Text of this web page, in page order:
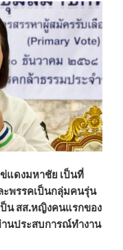
แดงมหาชัย เป็นที่
ะพรรคเป็นกลุ่มคนรุ่น
น สส.หญิงคนแรกของ
นประสบการณ์ทำงาน